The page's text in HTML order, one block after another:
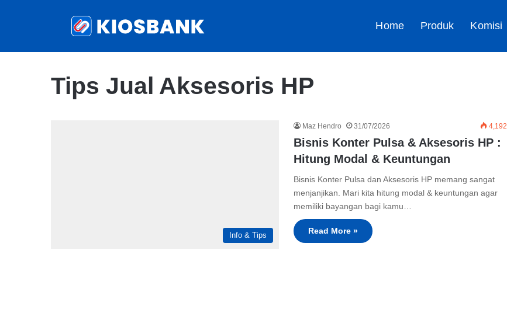
Home Produk Komisi
Tips Jual Aksesoris HP
Info & Tips
Maz Hendro 31/07/2026 4,192
Bisnis Konter Pulsa & Aksesoris HP :
Hitung Modal & Keuntungan
Bisnis Konter Pulsa dan Aksesoris HP memang sangat
menjanjikan. Mari kita hitung modal & keuntungan agar
memiliki bayangan bagi kamu…
Read More »